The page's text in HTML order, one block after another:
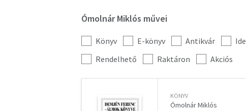
Ómolnár Miklós művei
Kategória
szűrés
Könyv E-könyv Antikvár
További
szűrők
Rendelhető Raktáron Akciós
KÖNYV
Ómolnár Miklós